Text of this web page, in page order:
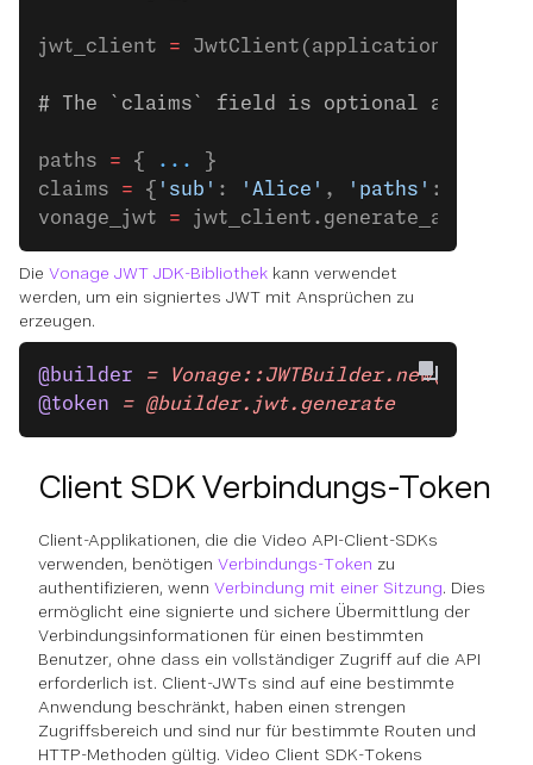
jwt_client = JwtClient(application_id,
# The `claims` field is optional and can
paths = { ...
}
claims = { 'sub' : 'Alice' , 'paths' : paths}
vonage_jwt =
Die Vonage JWT JDK-Bibliothek kann verwendet
werden, um ein signiertes JWT mit Ansprüchen zu
erzeugen.
@builder =
@token = @builder.jwt.generate
Client SDK Verbindungs-Token
Client-Applikationen, die die Video API-Client-SDKs
verwenden, benötigen Verbindungs-Token zu
authentifizieren, wenn Verbindung mit einer Sitzung. Dies
ermöglicht eine signierte und sichere Übermittlung der
Verbindungsinformationen für einen bestimmten
Benutzer, ohne dass ein vollständiger Zugriff auf die API
erforderlich ist. Client-JWTs sind auf eine bestimmte
Anwendung beschränkt, haben einen strengen
Zugriffsbereich und sind nur für bestimmte Routen und
HTTP-Methoden gültig. Video Client SDK-Tokens